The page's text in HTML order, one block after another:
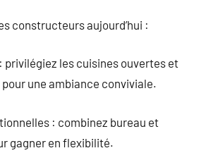
constructeurs aujourd’hui :
privilégiez les cuisines ouvertes et
une ambiance conviviale.
: combinez bureau et
gagner en flexibilité.